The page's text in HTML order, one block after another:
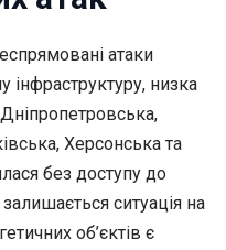
атаки
інфраструктуру, низка
Херсонська та
без доступу до
ситуація на
об’єктів є